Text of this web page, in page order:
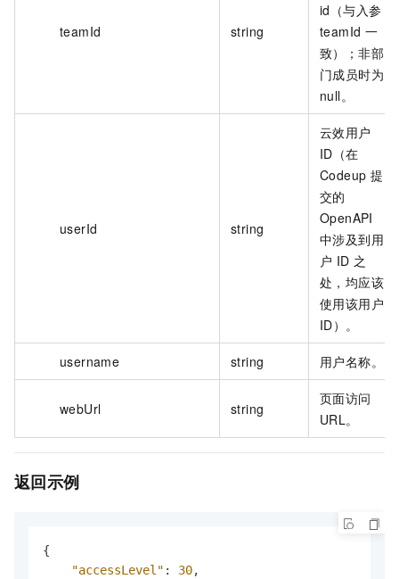
teamId string
id（与入参
teamId 一
致）；非部
门成员时为
null。
userId string
云效用户
ID（在
Codeup 提
交的
OpenAPI
中涉及到用
户 ID 之
处，均应该
使用该用户
ID）。
username string 用户名称。
webUrl string
页面访问
URL。
返回示例
{
"accessLevel" : 30,